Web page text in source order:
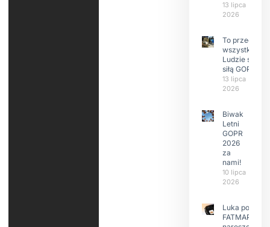
13 lipca
2026
To przede
wszystkim
Ludzie są
siłą GOPR
13 lipca
2026
Biwak
Letni
GOPR
2026
za
nami!
10 lipca
2026
Luka po
FATMAP-ie